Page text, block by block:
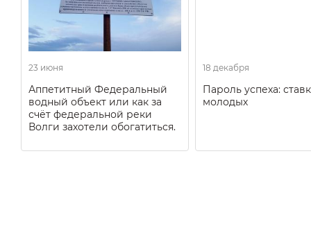
23 июня
Аппетитный Федеральный
водный объект или как за
счёт федеральной реки
Волги захотели обогатиться.
18 декабря
Пароль успеха:
молодых